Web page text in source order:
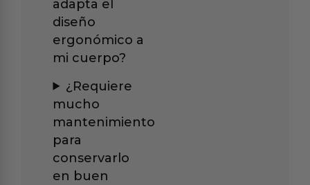
adapta el
diseño
ergonómico a
mi cuerpo?
¿Requiere
mucho
mantenimiento
para
conservarlo
en buen